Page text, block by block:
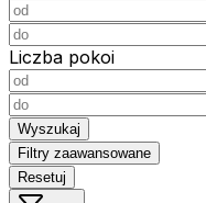
Liczba pokoi
Wyszukaj
Filtry zaawansowane
Resetuj